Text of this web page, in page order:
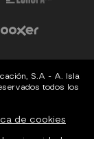
S.A - A. Isla
todos los
de cookies
privacidad